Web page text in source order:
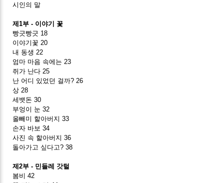
시인의 말
제1부 - 이야기 꽃
빵긋빵긋 18
이야기꽃 20
내 동생 22
엄마 마음 속에는 23
쥐가 난다 25
난 어디 있었던 걸까? 26
상 28
세뱃돈 30
부엉이 눈 32
올빼미 할아버지 33
손자 바보 34
사진 속 할아버지 36
돌아가고 싶다고? 38
제2부 - 민들레 갓털
봄비 42